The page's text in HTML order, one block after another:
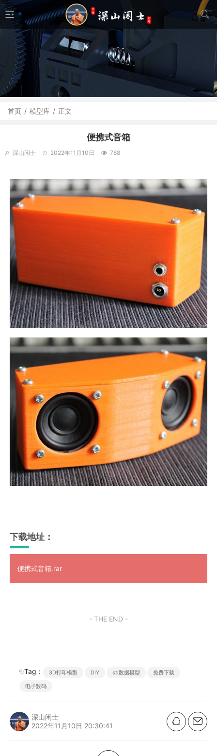
首页 / 模型库 / 正文
便携式音箱
深山闲士 2022年11月10日 788
下载地址：
便携式音箱.rar
- THE END -
Tag： 3D打印模型 DIY stl数据模型
免费下载
电子数码
深山闲士
2022年11月10日 20:30:41